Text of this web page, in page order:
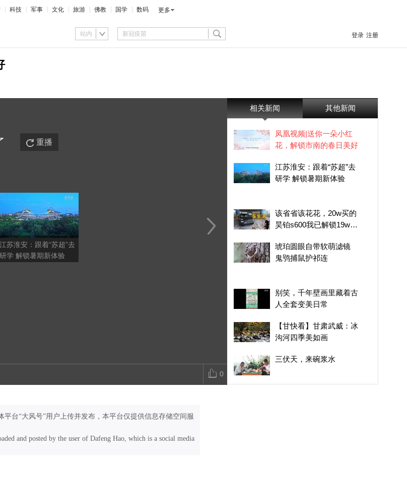
科技 军事 文化 旅游 佛教 国学 数码 更多
站内 登录 注册
重播
江苏淮安：跟着“苏超”去
研学 解锁暑期新体验
短视频｜“此刻，新疆”全
球网红共创传播活动夏季
短视频｜“此刻，新疆”全
球网红共创传播活动夏季
0
相关新闻 其他新闻
凤凰视频|送你一朵小红
花，解锁市南的春日美好
江苏淮安：跟着“苏超”去
研学 解锁暑期新体验
该省省该花花，20w买的
昊铂s600我已解锁19w的
琥珀圆眼自带软萌滤镜
鬼鸮捕鼠护祁连
别笑，千年壁画里藏着古
人全套变美日常
【甘快看】甘肃武威：冰
沟河四季美如画
三伏天，来碗浆水
台“大风号”用户上传并发布，本平台仅提供信息存储空间服
and posted by the user of Dafeng Hao, which is a social media